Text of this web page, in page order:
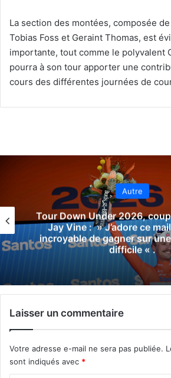
La section des montées, composée
Tobias Foss et Geraint Thomas, est
importante, tout comme le polyvalent
pourra à son tour apporter une
cours des différentes journées de
Autre
Tour Down Under 2026,
Jay Vine : » J’adore ce
incroyable de gagner sur
difficile « .
Laisser un commentaire
Votre adresse e-mail ne sera pas publiée.
sont indiqués avec *